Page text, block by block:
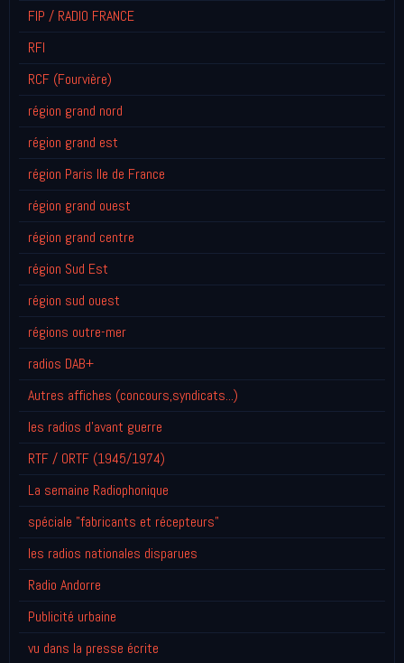
FIP / RADIO FRANCE
RFI
RCF (Fourvière)
région grand nord
région grand est
région Paris Ile de France
région grand ouest
région grand centre
région Sud Est
région sud ouest
régions outre-mer
radios DAB+
Autres affiches (concours,syndicats...)
les radios d'avant guerre
RTF / ORTF (1945/1974)
La semaine Radiophonique
spéciale "fabricants et récepteurs"
les radios nationales disparues
Radio Andorre
Publicité urbaine
vu dans la presse écrite